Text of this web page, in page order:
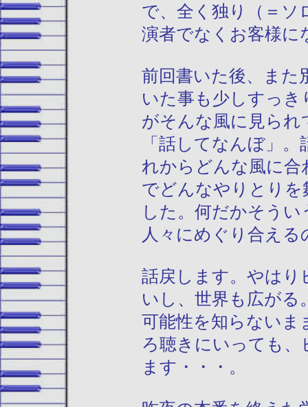
で、全く独り（＝ソ
演者でなくお客様に
前回書いた後、また
いた事も少しすっき
がそんな風に見ら
「話してなんぼ」
れからどんな風に
でどんなやりとり
した。何だかそう
人々にめぐり合え
話戻します。やはり
いし、世界も広が
可能性を知らない
ろ聴きにいっても
ます・・・。